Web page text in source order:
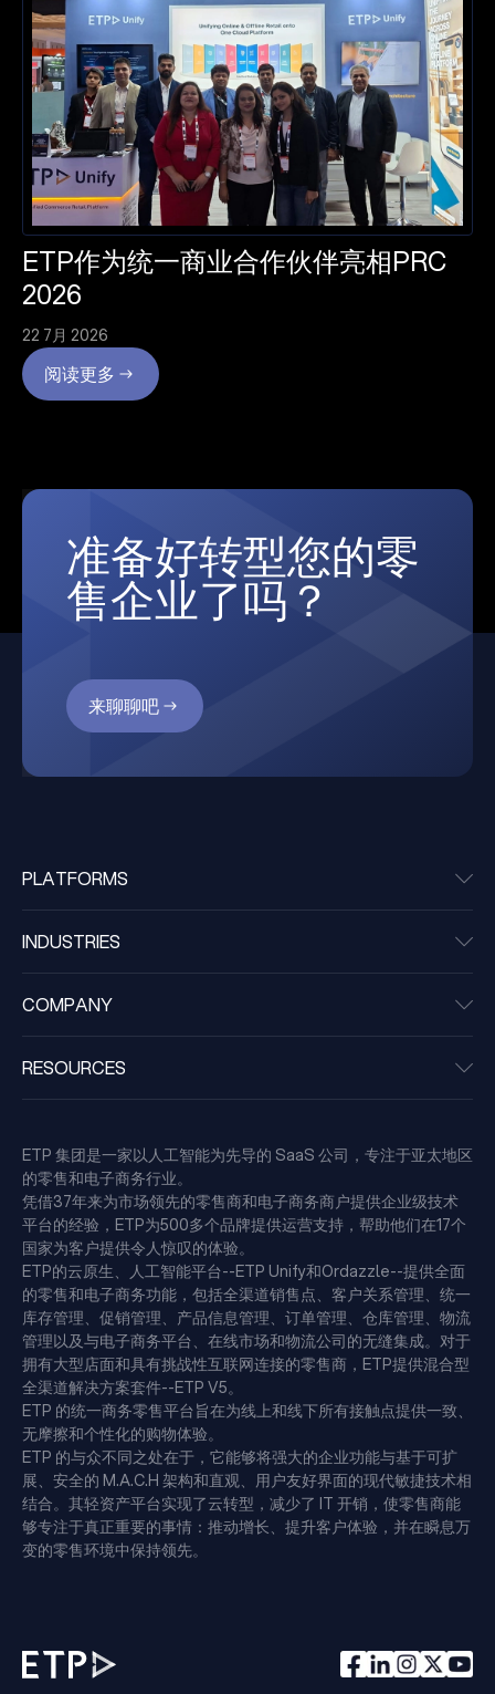
ETP作为统一商业合作伙伴亮相PRC
2026
22 7月 2026
阅读更多
准备好转型您的零
售企业了吗？
来聊聊吧
PLATFORMS
INDUSTRIES
COMPANY
RESOURCES
ETP 集团是一家以人工智能为先导的 SaaS 公司，专注于亚太地区
的零售和电子商务行业。
凭借37年来为市场领先的零售商和电子商务商户提供企业级技术
平台的经验，ETP为500多个品牌提供运营支持，帮助他们在17个
国家为客户提供令人惊叹的体验。
ETP的云原生、人工智能平台--ETP Unify和Ordazzle--提供全面
的零售和电子商务功能，包括全渠道销售点、客户关系管理、统一
库存管理、促销管理、产品信息管理、订单管理、仓库管理、物流
管理以及与电子商务平台、在线市场和物流公司的无缝集成。对于
拥有大型店面和具有挑战性互联网连接的零售商，ETP提供混合型
全渠道解决方案套件--ETP V5。
ETP 的统一商务零售平台旨在为线上和线下所有接触点提供一致、
无摩擦和个性化的购物体验。
ETP 的与众不同之处在于，它能够将强大的企业功能与基于可扩
展、安全的 M.A.C.H 架构和直观、用户友好界面的现代敏捷技术相
结合。其轻资产平台实现了云转型，减少了 IT 开销，使零售商能
够专注于真正重要的事情：推动增长、提升客户体验，并在瞬息万
变的零售环境中保持领先。